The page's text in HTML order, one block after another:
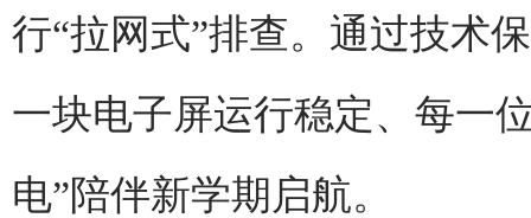
行“拉网式”排查。通过技术
一块电子屏运行稳定、每一
电”陪伴新学期启航。